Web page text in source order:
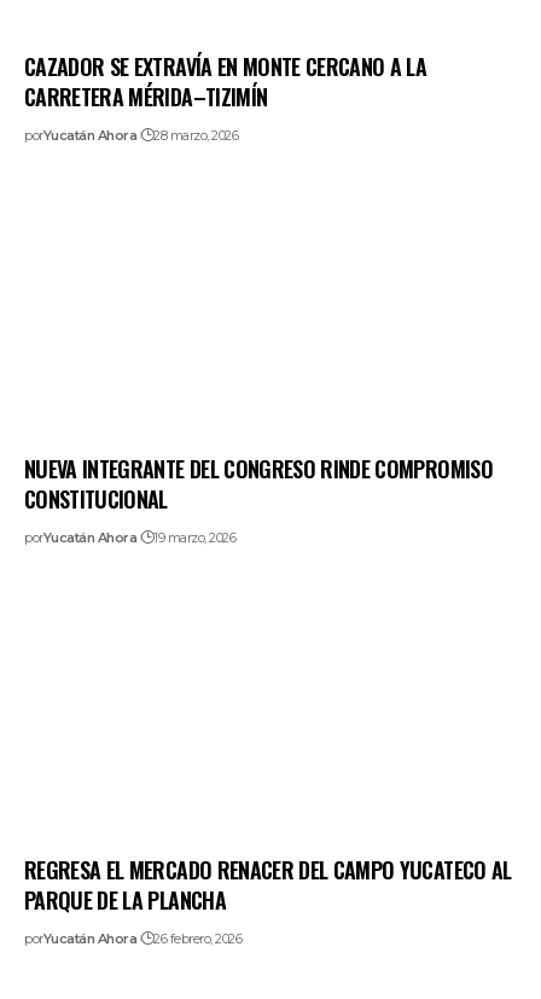
CAZADOR SE EXTRAVÍA EN MONTE CERCANO A LA
CARRETERA MÉRIDA–TIZIMÍN
porYucatán Ahora 28 marzo, 2026
NUEVA INTEGRANTE DEL CONGRESO RINDE COMPROMISO
CONSTITUCIONAL
porYucatán Ahora 19 marzo, 2026
REGRESA EL MERCADO RENACER DEL CAMPO YUCATECO AL
PARQUE DE LA PLANCHA
porYucatán Ahora 26 febrero, 2026